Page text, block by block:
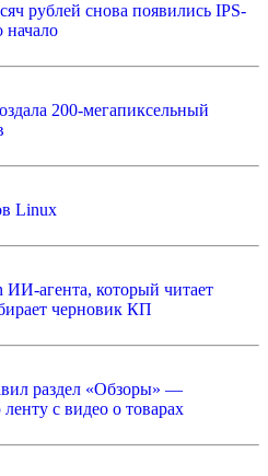
рублей снова появились IPS-
начало
200-мегапиксельный
Linux
агента, который читает
черновик КП
раздел «Обзоры» —
с видео о товарах